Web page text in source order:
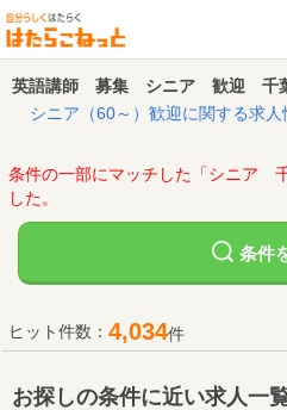
英語講師 募集 シニア 歓迎 千葉
シニア（60～）歓迎に関する求人
条件の一部にマッチした「シニア
した。
条件
ヒット件数： 4,034件
お探しの条件に近い求人一